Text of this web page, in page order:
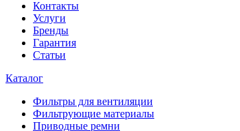
Контакты
Услуги
Бренды
Гарантия
Статьи
Каталог
Фильтры для вентиляции
Фильтрующие материалы
Приводные ремни